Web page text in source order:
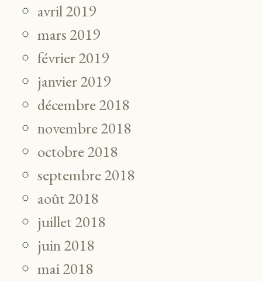
avril 2019
mars 2019
février 2019
janvier 2019
décembre 2018
novembre 2018
octobre 2018
septembre 2018
août 2018
juillet 2018
juin 2018
mai 2018